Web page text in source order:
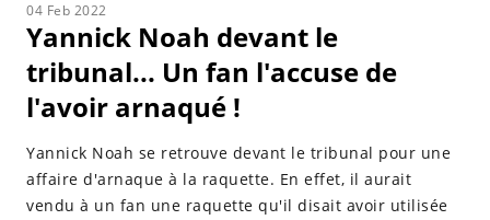
04 Feb 2022
Yannick Noah devant le
tribunal... Un fan l'accuse de
l'avoir arnaqué !
Yannick Noah se retrouve devant le tribunal pour une
affaire d'arnaque à la raquette. En effet, il aurait
vendu à un fan une raquette qu'il disait avoir utilisée